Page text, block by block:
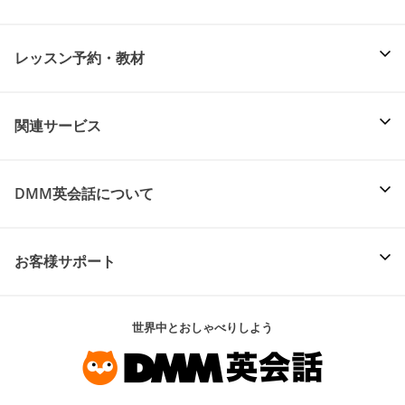
レッスン予約・教材
関連サービス
DMM英会話について
お客様サポート
世界中とおしゃべりしよう